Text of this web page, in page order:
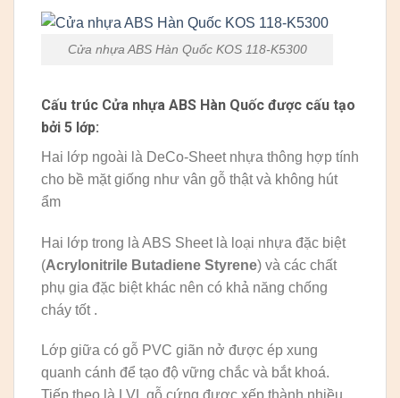
Cửa nhựa ABS Hàn Quốc KOS 118-K5300
Cấu trúc Cửa nhựa ABS Hàn Quốc được cấu tạo
bởi 5 lớp:
Hai lớp ngoài là DeCo-Sheet nhựa thông hợp tính
cho bề mặt giống như vân gỗ thật và không hút
ẩm
Hai lớp trong là ABS Sheet là loại nhựa đặc biệt
(Acrylonitrile Butadiene Styrene) và các chất
phụ gia đặc biệt khác nên có khả năng chống
cháy tốt .
Lớp giữa có gỗ PVC giãn nở được ép xung
quanh cánh để tạo độ vững chắc và bắt khoá.